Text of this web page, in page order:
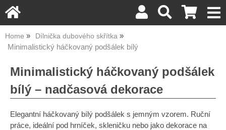
Home Dílnička dubového skřítka
Minimalistický háčkovaný podšálek bílý
Minimalistický háčkovaný podšálek
bílý – nadčasová dekorace
Elegantní háčkovaný bílý podšálek s jemným vzorem. Ruční
práce, ideální pod hrníček, skleničku nebo jako dekorace na